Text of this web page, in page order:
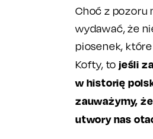
Choć z pozoru
wydawać, że
piosenek,
Kofty, to jeśli
w historię
zauważymy,
utwory nas